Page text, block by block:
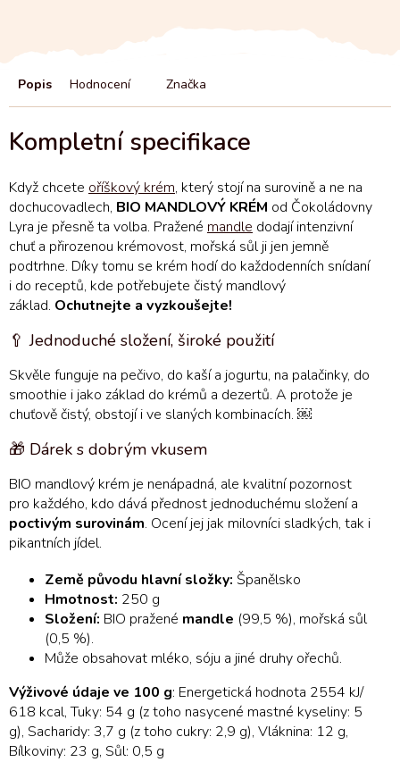
Popis Hodnocení Značka
Když chcete oříškový krém, který stojí na surovině a ne na
dochucovadlech, BIO MANDLOVÝ KRÉM od Čokoládovny
Lyra je přesně ta volba. Pražené mandle dodají intenzivní
chuť a přirozenou krémovost, mořská sůl ji jen jemně
podtrhne. Díky tomu se krém hodí do každodenních snídaní
i do receptů, kde potřebujete čistý mandlový
základ. Ochutnejte a vyzkoušejte!
🥄 Jednoduché složení, široké použití
Skvěle funguje na pečivo, do kaší a jogurtu, na palačinky, do
smoothie i jako základ do krémů a dezertů. A protože je
chuťově čistý, obstojí i ve slaných kombinacích. ￼
🎁 Dárek s dobrým vkusem
BIO mandlový krém je nenápadná, ale kvalitní pozornost
pro každého, kdo dává přednost jednoduchému složení a
poctivým surovinám. Ocení jej jak milovníci sladkých, tak i
pikantních jídel.
Země původu hlavní složky: Španělsko
Hmotnost: 250 g
Složení: BIO pražené mandle (99,5 %), mořská sůl
(0,5 %).
Může obsahovat mléko, sóju a jiné druhy ořechů.
Výživové údaje ve 100 g: Energetická hodnota 2554 kJ/
618 kcal, Tuky: 54 g (z toho nasycené mastné kyseliny: 5
g), Sacharidy: 3,7 g (z toho cukry: 2,9 g), Vláknina: 12 g,
Bílkoviny: 23 g, Sůl: 0,5 g